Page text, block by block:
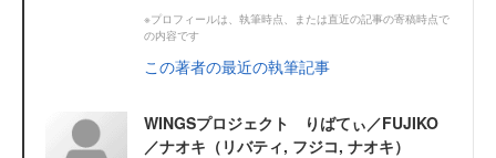
※プロフィールは、執筆時点、または直近の記事の寄稿時点で
の内容です
この著者の最近の執筆記事
WINGSプロジェクト りばてぃ／FUJIKO
／ナオキ（リバティ, フジコ, ナオキ）